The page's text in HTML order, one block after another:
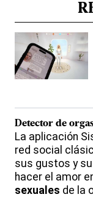
Detector de
La aplicación
red social
sus gustos y
hacer el amor
sexuales de la